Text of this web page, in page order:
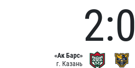
«Ак Барс»
г. Казань
2:0